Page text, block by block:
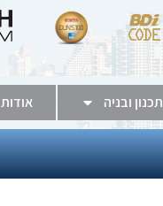
תכנון ובניה אודות